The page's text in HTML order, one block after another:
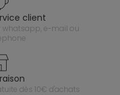
client
dès 10€ d'achats